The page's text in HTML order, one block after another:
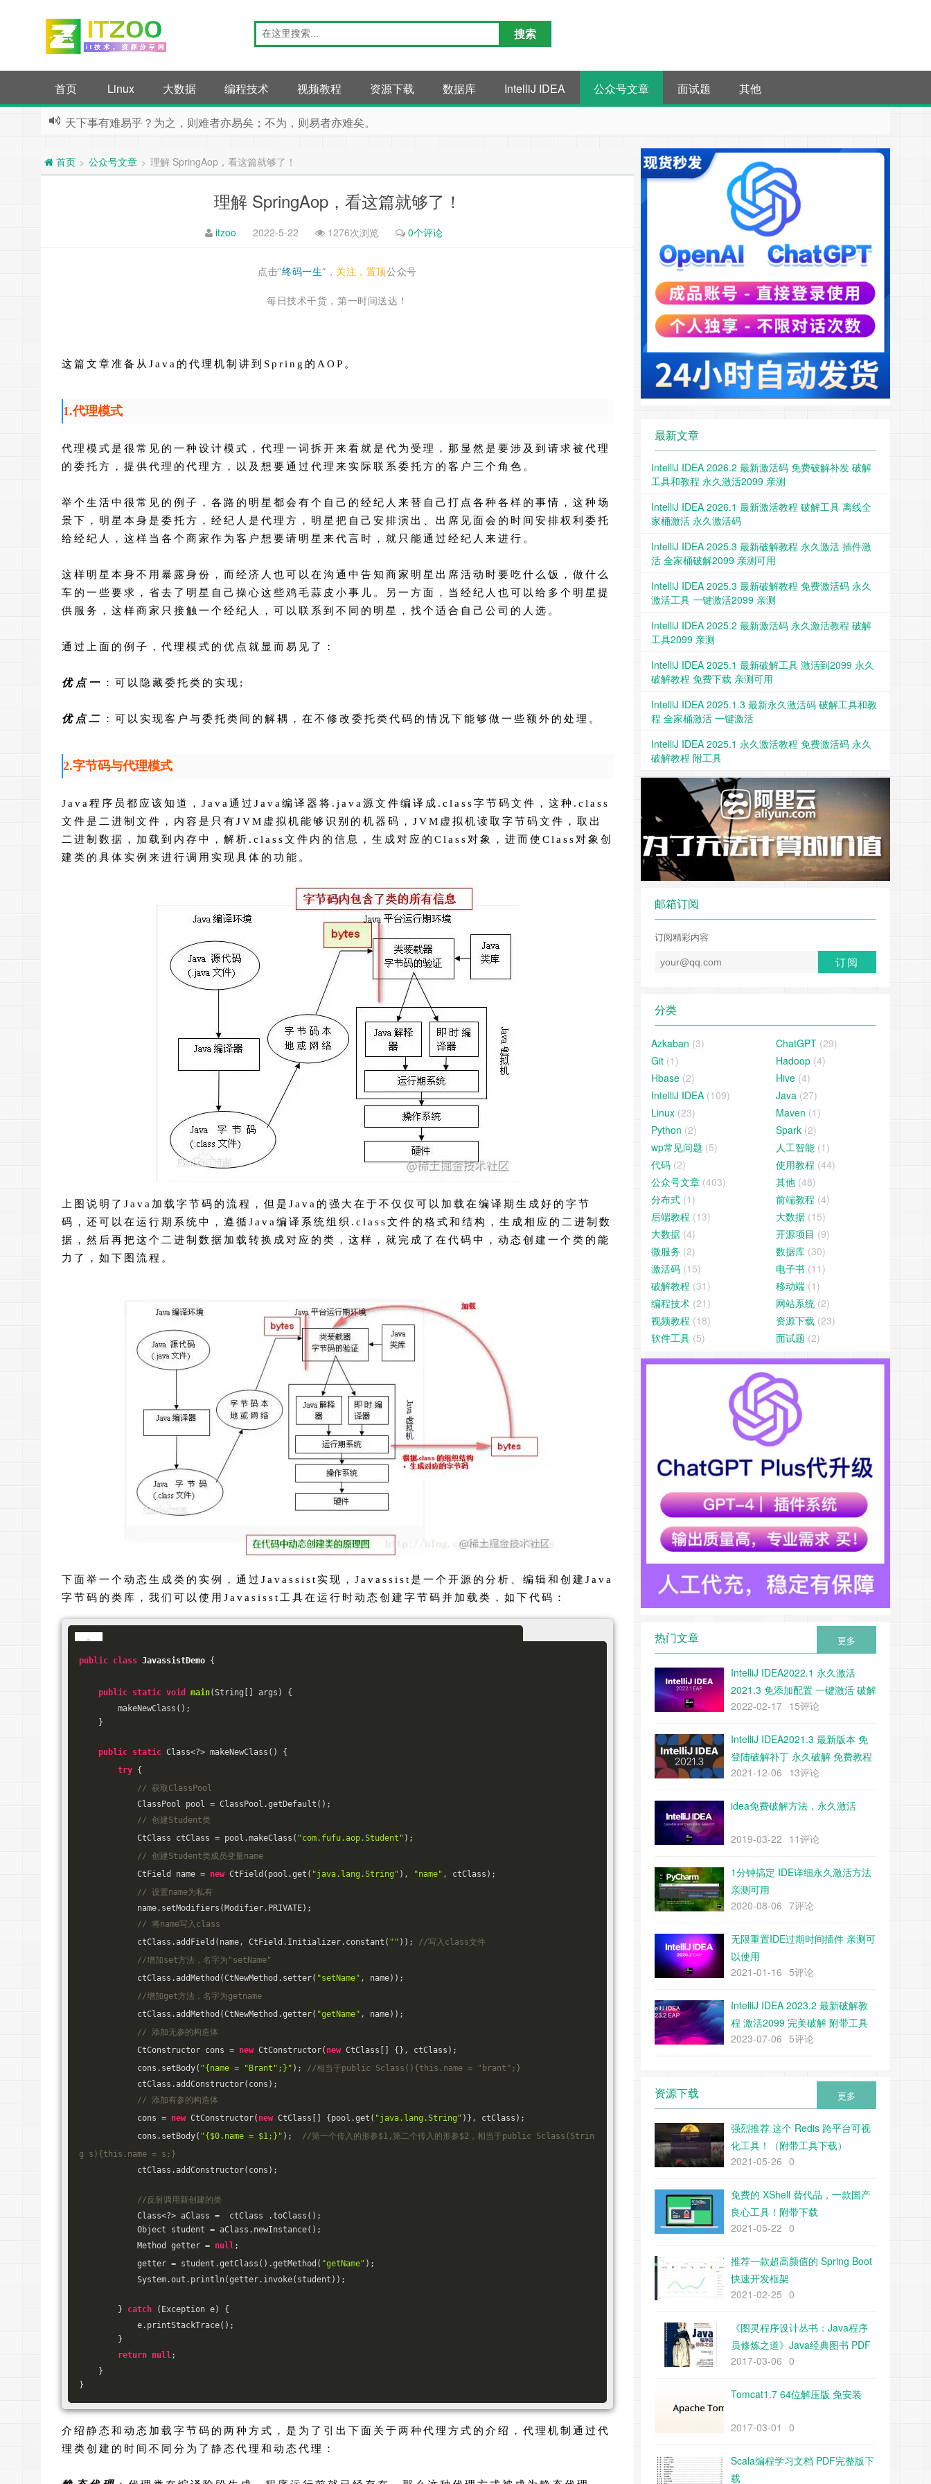
首页 Linux 大数据 编程技术 视频教程 资源下载 数据库 IntelliJ IDEA 公众号文章 面试题 其他
天下事有难易乎？为之，则难者亦易矣；不为，则易者亦难矣。
首页 > 公众号文章 > 理解 SpringAop，看这篇就够了！
理解 SpringAop，看这篇就够了！
itzoo 2022-5-22 1276次浏览 0个评论
点击“终码一生”， 关注，置顶公众号
每日技术干货，第一时间送达！
这篇文章准备从Java的代理机制讲到Spring的AOP。
1.代理模式
代理模式是很常见的一种设计模式，代理一词拆开来看就是代为受理，那显然是要涉及到请求被代理
的委托方，提供代理的代理方，以及想要通过代理来实际联系委托方的客户三个角色。
举个生活中很常见的例子，各路的明星都会有个自己的经纪人来替自己打点各种各样的事情，这种场
景下，明星本身是委托方，经纪人是代理方，明星把自己安排演出、出席见面会的时间安排权利委托
给经纪人，这样当各个商家作为客户想要请明星来代言时，就只能通过经纪人来进行。
这样明星本身不用暴露身份，而经济人也可以在沟通中告知商家明星出席活动时要吃什么饭，做什么
车的一些要求，省去了明星自己操心这些鸡毛蒜皮小事儿。另一方面，当经纪人也可以给多个明星提
供服务，这样商家只接触一个经纪人，可以联系到不同的明星，找个适合自己公司的人选。
通过上面的例子，代理模式的优点就显而易见了：
优点一 ：可以隐藏委托类的实现;
优点二 ：可以实现客户与委托类间的解耦，在不修改委托类代码的情况下能够做一些额外的处理。
2.字节码与代理模式
Java程序员都应该知道，Java通过Java编译器将.java源文件编译成.class字节码文件，这种.class
文件是二进制文件，内容是只有JVM虚拟机能够识别的机器码，JVM虚拟机读取字节码文件，取出
二进制数据，加载到内存中，解析.class文件内的信息，生成对应的Class对象，进而使Class对象创
建类的具体实例来进行调用实现具体的功能。
上图说明了Java加载字节码的流程，但是Java的强大在于不仅仅可以加载在编译期生成好的字节
码，还可以在运行期系统中，遵循Java编译系统组织.class文件的格式和结构，生成相应的二进制数
据，然后再把这个二进制数据加载转换成对应的类，这样，就完成了在代码中，动态创建一个类的能
力了，如下图流程。
下面举一个动态生成类的实例，通过Javassist实现，Javassist是一个开源的分析、编辑和创建Java
字节码的类库，我们可以使用Javasisst工具在运行时动态创建字节码并加载类，如下代码：
public class JavassistDemo {
public static void main(String[] args)
{
makeNewClass();
}
public static Class<?> makeNewClass() {
try {
// 获取ClassPool
ClassPool pool = ClassPool.getDefault();
// 创建Student类
CtClass ctClass = pool.makeClass( "com.fufu.aop.Student" );
// 创建Student类成员变量name
CtField name = new CtField(pool.get( "java.lang.String" ), "name" , ctClass);
// 设置name为私有
name.setModifiers(Modifier.PRIVATE);
// 将name写入class
ctClass.addField(name, CtField.Initializer.constant( "" )); //写入class文件
//增加set方法，名字为"setName"
ctClass.addMethod(CtNewMethod.setter( "setName" , name));
//增加get方法，名字为getname
ctClass.addMethod(CtNewMethod.getter( "getName" , name));
// 添加无参的构造体
CtConstructor cons = new CtConstructor( new CtClass[] {}, ctClass);
cons.setBody( "{name = "Brant";}" ); //相当于public Sclass(){this.name = "brant";}
ctClass.addConstructor(cons);
// 添加有参的构造体
cons = new CtConstructor( new CtClass[] {pool.get( "java.lang.String" )}, ctClass);
cons.setBody( "{$0.name = $1;}" ); //第一个传入的形参$1,第二个传入的形参$2，相当于public Sclass(Strin
g s){this.name = s;}
ctClass.addConstructor(cons);
//反射调用新创建的类
Class<?> aClass =  ctClass .toClass();
Object student = aClass.newInstance();
Method getter = null;
getter = student.getClass().getMethod( "getName" );
System.out.println(getter.invoke(student));
} catch (Exception e) {
e.printStackTrace();
}
return null;
}
}
介绍静态和动态加载字节码的两种方式，是为了引出下面关于两种代理方式的介绍，代理机制通过代
理类创建的时间不同分为了静态代理和动态代理：
最新文章
IntelliJ IDEA 2026.2 最新激活码 免费破解补发 破解
工具和教程 永久激活2099 亲测
IntelliJ IDEA 2026.1 最新激活教程 破解工具 离线全
家桶激活 永久激活码
IntelliJ IDEA 2025.3 最新破解教程 永久激活 插件激
活 全家桶破解2099 亲测可用
IntelliJ IDEA 2025.3 最新破解教程 免费激活码 永久
激活工具 一键激活2099 亲测
IntelliJ IDEA 2025.2 最新激活码 永久激活教程 破解
工具2099 亲测
IntelliJ IDEA 2025.1 最新破解工具 激活到2099 永久
破解教程 免费下载 亲测可用
IntelliJ IDEA 2025.1.3 最新永久激活码 破解工具和教
程 全家桶激活 一键激活
IntelliJ IDEA 2025.1 永久激活教程 免费激活码 永久
破解教程 附工具
邮箱订阅
订阅精彩内容
分类
Azkaban (3) ChatGPT (29)
Git (1) Hadoop (4)
Hbase (2) Hive (4)
IntelliJ IDEA (109) Java (27)
Linux (23) Maven (1)
Python (2) Spark (2)
wp常见问题 (5) 人工智能 (1)
代码 (2) 使用教程 (44)
公众号文章 (403) 其他 (48)
分布式 (1) 前端教程 (4)
后端教程 (13) 大数据 (15)
大数据 (4) 开源项目 (9)
微服务 (2) 数据库 (30)
激活码 (15) 电子书 (11)
破解教程 (31) 移动端 (1)
编程技术 (21) 网站系统 (2)
视频教程 (18) 资源下载 (23)
软件工具 (5) 面试题 (2)
更多
热门文章
IntelliJ IDEA2022.1 永久激活
2021.3 免添加配置 一键激活 破解
教程 附带下载工具
2022-02-17 15评论
IntelliJ IDEA2021.3 最新版本 免
登陆破解补丁 永久破解 免费教程
（附带补丁下载）
2021-12-06 13评论
idea免费破解方法，永久激活
2019-03-22 11评论
1分钟搞定 IDE详细永久激活方法
亲测可用
2020-08-06 7评论
无限重置IDE过期时间插件 亲测可
以使用
2021-01-16 5评论
IntelliJ IDEA 2023.2 最新破解教
程 激活2099 完美破解 附带工具
下载
2023-07-06 5评论
更多
资源下载
强烈推荐 这个 Redis 跨平台可视
化工具！（附带工具下载）
2021-05-26 0
免费的 XShell 替代品，一款国产
良心工具！附带下载
2021-05-22 0
推荐一款超高颜值的 Spring Boot
快速开发框架
2021-02-25 0
《图灵程序设计丛书：Java程序
员修炼之道》Java经典图书 PDF
下载
2017-03-06 0
Tomcat1.7 64位解压版 免安装
2017-03-01 0
Scala编程学习文档 PDF完整版下
载